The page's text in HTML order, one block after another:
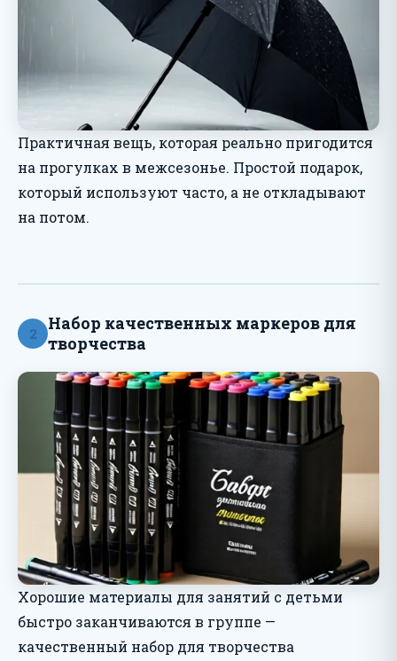
Практичная вещь, которая реально пригодится
на прогулках в межсезонье. Простой подарок,
который используют часто, а не откладывают
на потом.
2
Набор качественных маркеров для
творчества
Хорошие материалы для занятий с детьми
быстро заканчиваются в группе —
качественный набор для творчества